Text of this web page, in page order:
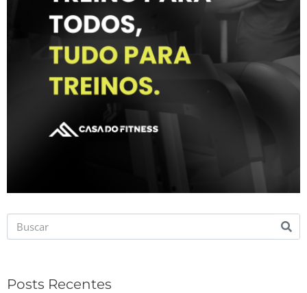
Posts Recentes